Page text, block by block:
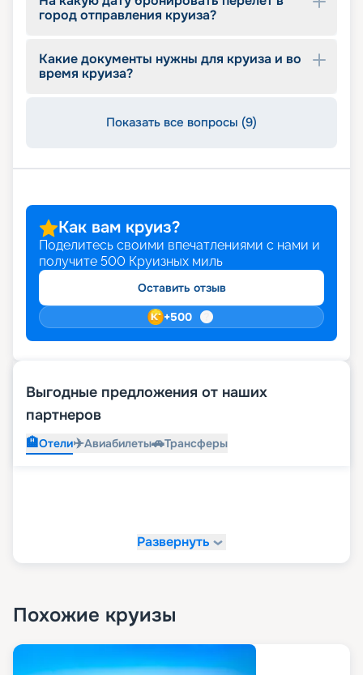
город отправления круиза?
Какие документы нужны для круиза и во
время круиза?
Показать все вопросы (9)
Как вам круиз?
Поделитесь своими впечатлениями с нами и
получите 500 Круизных миль
Оставить отзыв
+500
Выгодные предложения от наших
партнеров
🏨Отели✈️Авиабилеты🚗Трансферы
Развернуть
Похожие круизы